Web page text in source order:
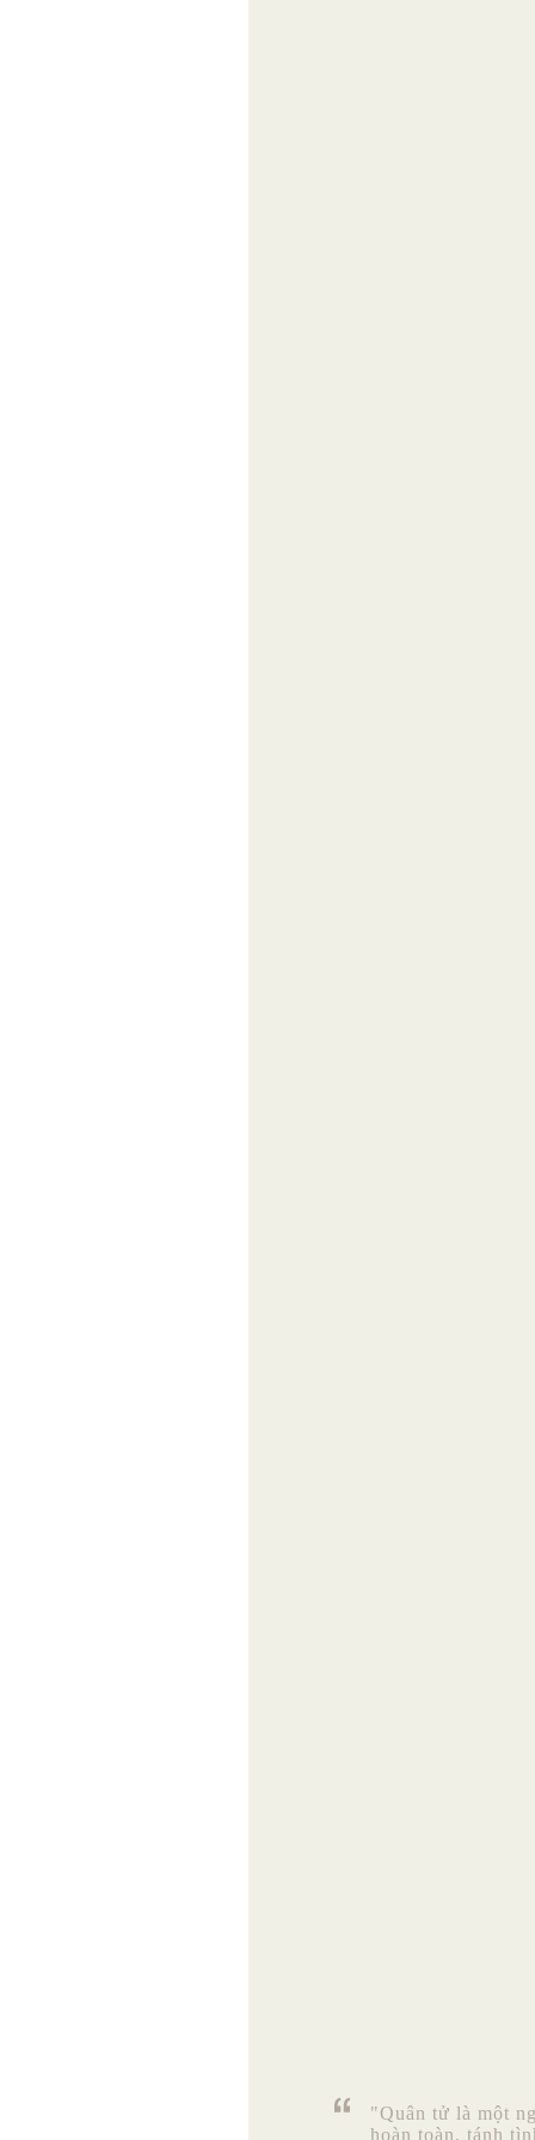
"Quân tử là một
hoàn toàn, tánh